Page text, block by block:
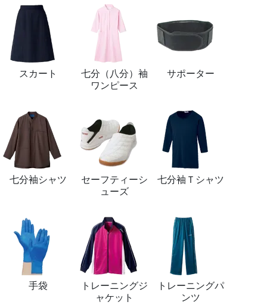
スカート
七分（八分）袖
ワンピース
サポーター
七分袖シャツ
セーフティーシ
ューズ
七分袖Ｔシャツ
手袋
トレーニングジ
ャケット
トレーニングパ
ンツ